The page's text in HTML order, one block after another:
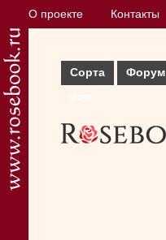
О проекте Контакты
Сорта
Форум